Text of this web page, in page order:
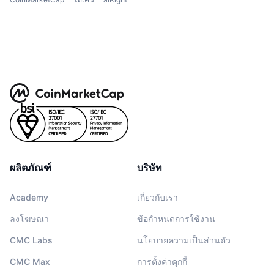
ผลิตภัณฑ์
Academy
ลงโฆษณา
CMC Labs
CMC Max
บริษัท
เกี่ยวกับเรา
ข้อกำหนดการใช้งาน
นโยบายความเป็นส่วนตัว
การตั้งค่าคุกกี้